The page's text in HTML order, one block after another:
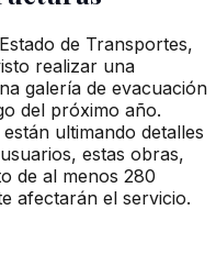
de Transportes,
realizar una
galería de evacuación
del próximo año.
ultimando detalles
estas obras,
de al menos 280
afectarán el servicio.